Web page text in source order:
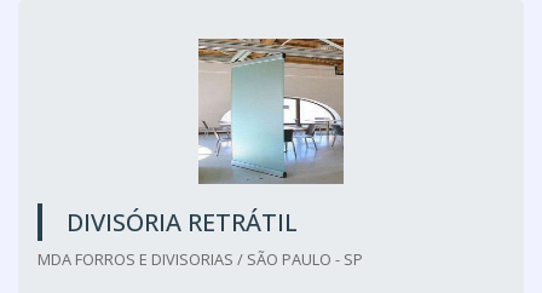
DIVISÓRIA RETRÁTIL
MDA FORROS E DIVISORIAS / SÃO PAULO - SP